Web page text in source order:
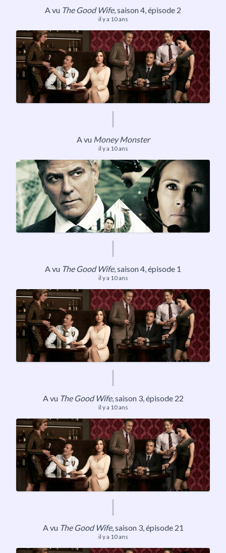
A vu The Good Wife, saison 4, épisode 2
il y a 10 ans
A vu Money Monster
il y a 10 ans
​A vu The Good Wife, saison 4, épisode 1
il y a 10 ans
​A vu The Good Wife, saison 3, épisode 22
il y a 10 ans
A vu The Good Wife, saison 3, épisode 21
il y a 10 ans